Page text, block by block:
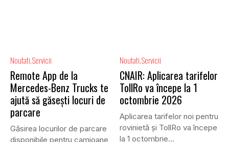
Noutati Servicii
Remote App de la
Mercedes-Benz Trucks te
ajută să găsești locuri de
parcare
Găsirea locurilor de parcare
disponibile pentru camioane
Noutati Servicii
CNAIR: Aplicarea tarifelor
TollRo va începe la 1
octombrie 2026
Aplicarea tarifelor noi pentru
rovinietă și TollRo va începe
la 1 octombrie...